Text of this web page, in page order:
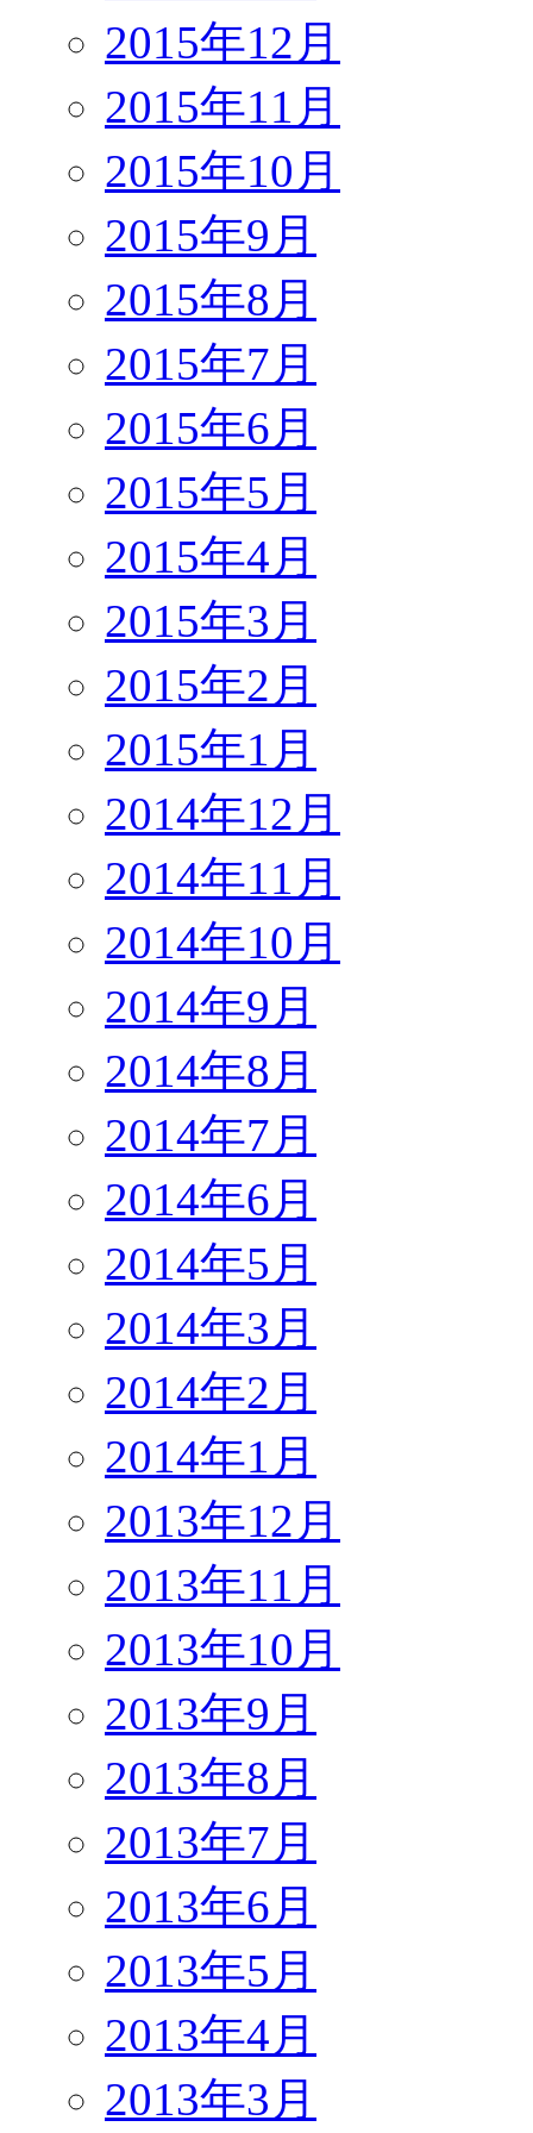
2015年12月
2015年11月
2015年10月
2015年9月
2015年8月
2015年7月
2015年6月
2015年5月
2015年4月
2015年3月
2015年2月
2015年1月
2014年12月
2014年11月
2014年10月
2014年9月
2014年8月
2014年7月
2014年6月
2014年5月
2014年3月
2014年2月
2014年1月
2013年12月
2013年11月
2013年10月
2013年9月
2013年8月
2013年7月
2013年6月
2013年5月
2013年4月
2013年3月